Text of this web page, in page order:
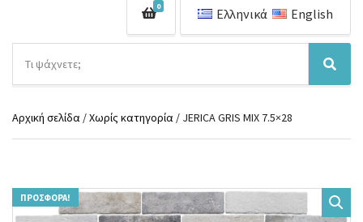
ν
μ
α
τ
γ
α
ή
ρ
Α
ν
ή
σ
η
0 Ελληνικά English
Αρχική σελίδα /Χωρίς κατηγορία / JERICA GRIS MIX 7.5×28
ΠΡΟΣΦΟΡΆ!